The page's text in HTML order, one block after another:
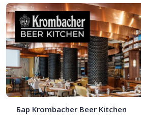
Бар Krombacher Beer Kitchen